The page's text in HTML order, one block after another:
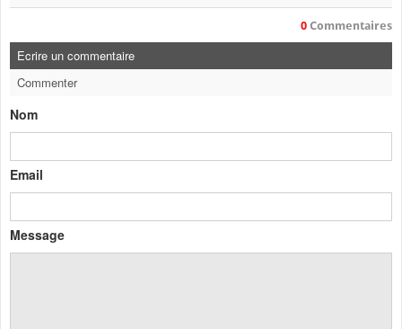
0 Commentaires
Ecrire un commentaire
Commenter
Nom
Email
Message